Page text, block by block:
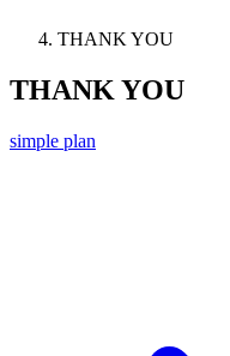
THANK YOU
THANK YOU
simple plan